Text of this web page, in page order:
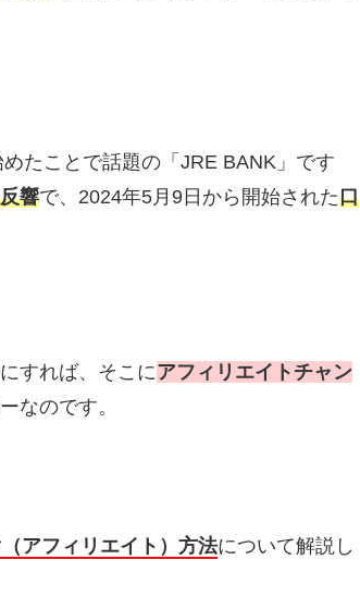
たことで話題の「JRE BANK」です
響で、2024年5月9日から開始された口
すれば、そこにアフィリエイトチャン
なのです。
アフィリエイト）方法について解説し